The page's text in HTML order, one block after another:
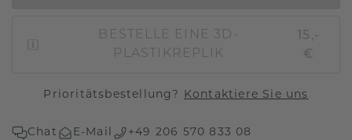
BESTELLE EINE 3D-
PLASTIKREPLIK
15,-
€
Prioritätsbestellung? Kontaktiere Sie uns
Chat E-Mail +49 206 570 833 08